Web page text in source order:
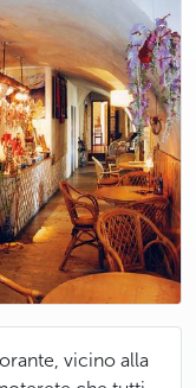
vicino alla